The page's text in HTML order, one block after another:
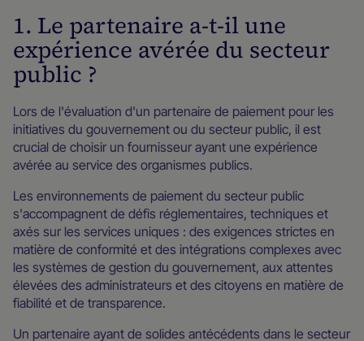
1. Le partenaire a-t-il une
expérience avérée du secteur
public ?
Lors de l'évaluation d'un partenaire de paiement pour les
initiatives du gouvernement ou du secteur public, il est
crucial de choisir un fournisseur ayant une expérience
avérée au service des organismes publics.
Les environnements de paiement du secteur public
s'accompagnent de défis réglementaires, techniques et
axés sur les services uniques : des exigences strictes en
matière de conformité et des intégrations complexes avec
les systèmes de gestion du gouvernement, aux attentes
élevées des administrateurs et des citoyens en matière de
fiabilité et de transparence.
Un partenaire ayant de solides antécédents dans le secteur